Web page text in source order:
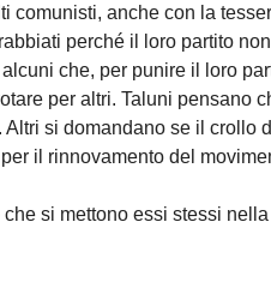
comunisti, anche con la
perché il loro partito
che, per punire il loro
per altri. Taluni pensano
si domandano se il crollo
il rinnovamento del
si mettono essi stessi